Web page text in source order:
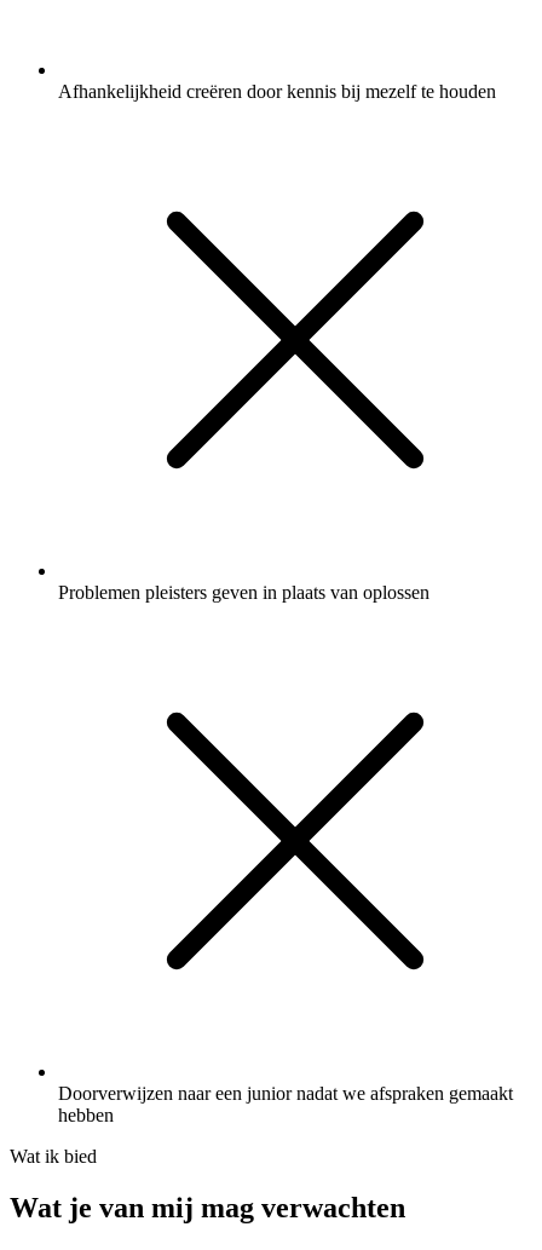
Afhankelijkheid creëren door kennis bij mezelf te houden
Problemen pleisters geven in plaats van oplossen
Doorverwijzen naar een junior nadat we afspraken gemaakt
hebben
Wat ik bied
Wat je van mij mag verwachten